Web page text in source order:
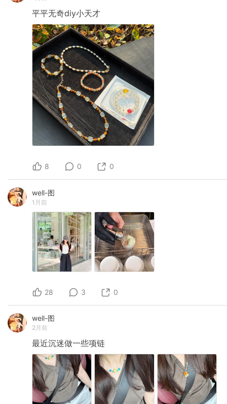
平平无奇diy小天才
8 0 0
well-图
1月前
28 3 0
well-图
2月前
最近沉迷做一些项链